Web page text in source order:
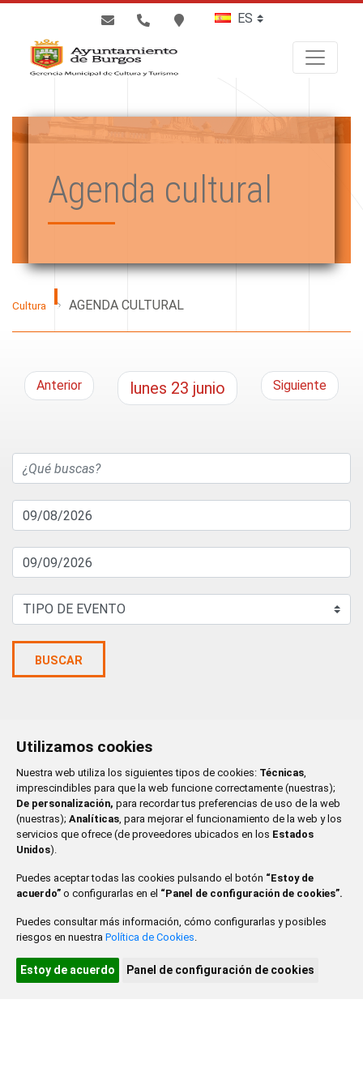
Utilizamos cookies
Nuestra web utiliza los siguientes tipos de cookies: Técnicas,
imprescindibles para que la web funcione correctamente (nuestras);
De personalización, para recordar tus preferencias de uso de la web
(nuestras); Analíticas, para mejorar el funcionamiento de la web y los
servicios que ofrece (de proveedores ubicados en los Estados
Unidos).
Puedes aceptar todas las cookies pulsando el botón “Estoy de
acuerdo” o configurarlas en el “Panel de configuración de cookies”.
Puedes consultar más información, cómo configurarlas y posibles
riesgos en nuestra Política de Cookies.
Estoy de acuerdo Panel de configuración de cookies
Agenda cultural
Cultura AGENDA CULTURAL
Anterior lunes 23 junio Siguiente
BUSCAR
JUNIO 2025
LU MA MI JU VI SA DO
1
2
9 10 11 12 13 14
16 17 18 20
30